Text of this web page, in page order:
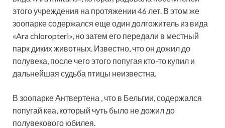
этого учреждения на протяжении 46 лет. В этом же
зоопарке содержался еще один долгожитель из вида
«Ara chloropteri», но затем его передали в местный
парк диких животных. Известно, что он дожил до
полувека, после чего этого попугая кто-то купил и
дальнейшая судьба птицы неизвестна.
В зоопарке Антвертена , что в Бельгии, содержался
попугай кеа, который чуть было не дожил до
полувекового юбилея.